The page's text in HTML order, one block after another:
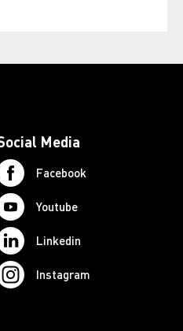
Media
Facebook
Youtube
Linkedin
Instagram